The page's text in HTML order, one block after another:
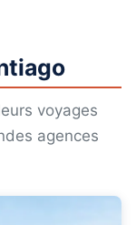
voyages
agences